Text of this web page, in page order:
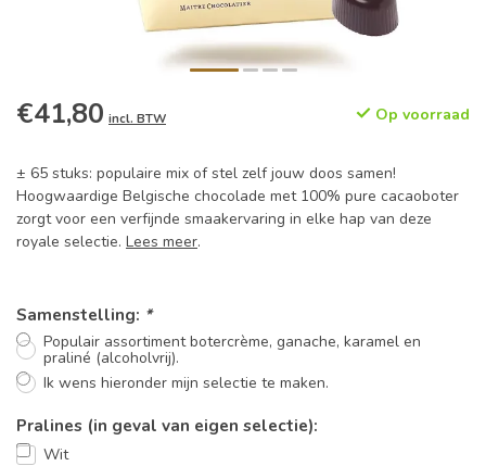
€41,80 incl. BTW Op voorraad
± 65 stuks: populaire mix of stel zelf jouw doos samen!
Hoogwaardige Belgische chocolade met 100% pure cacaoboter
zorgt voor een verfijnde smaakervaring in elke hap van deze
royale selectie. Lees meer.
Samenstelling: *
Populair assortiment botercrème, ganache, karamel en
praliné (alcoholvrij).
Ik wens hieronder mijn selectie te maken.
Pralines (in geval van eigen selectie):
Wit